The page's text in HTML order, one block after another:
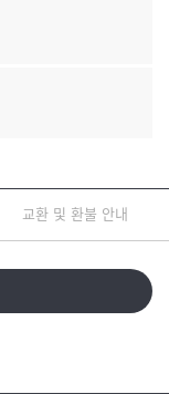
교환 및 환불 안내